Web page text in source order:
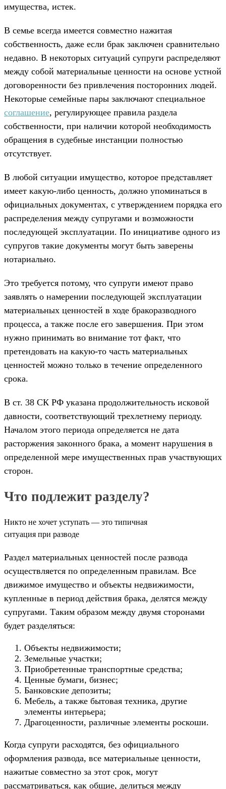
имущества, истек.
В семье всегда имеется совместно нажитая
собственность, даже если брак заключен сравнительно
недавно. В некоторых ситуаций супруги распределяют
между собой материальные ценности на основе устной
договоренности без привлечения посторонних людей.
Некоторые семейные пары заключают специальное
соглашение, регулирующее правила раздела
собственности, при наличии которой необходимость
обращения в судебные инстанции полностью
отсутствует.
В любой ситуации имущество, которое представляет
имеет какую-либо ценность, должно упоминаться в
официальных документах, с утверждением порядка его
распределения между супругами и возможности
последующей эксплуатации. По инициативе одного из
супругов такие документы могут быть заверены
нотариально.
Это требуется потому, что супруги имеют право
заявлять о намерении последующей эксплуатации
материальных ценностей в ходе бракоразводного
процесса, а также после его завершения. При этом
нужно принимать во внимание тот факт, что
претендовать на какую-то часть материальных
ценностей можно только в течение определенного
срока.
В ст. 38 СК РФ указана продолжительность исковой
давности, соответствующий трехлетнему периоду.
Началом этого периода определяется не дата
расторжения законного брака, а момент нарушения в
определенной мере имущественных прав участвующих
сторон.
Что подлежит разделу?
Никто не хочет уступать — это типичная
ситуация при разводе
Раздел материальных ценностей после развода
осуществляется по определенным правилам. Все
движимое имущество и объекты недвижимости,
купленные в период действия брака, делятся между
супругами. Таким образом между двумя сторонами
будет разделяться:
Объекты недвижимости;
Земельные участки;
Приобретенные транспортные средства;
Ценные бумаги, бизнес;
Банковские депозиты;
Мебель, а также бытовая техника, другие
элементы интерьера;
Драгоценности, различные элементы роскоши.
Когда супруги расходятся, без официального
оформления развода, все материальные ценности,
нажитые совместно за этот срок, могут
рассматриваться, как общие, делиться между